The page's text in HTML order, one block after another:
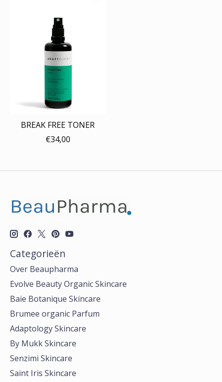
BREAK FREE TONER
€34,00
Categorieën
Over Beaupharma
Evolve Beauty Organic Skincare
Baie Botanique Skincare
Brumee organic Parfum
Adaptology Skincare
By Mukk Skincare
Senzimi Skincare
Saint Iris Skincare